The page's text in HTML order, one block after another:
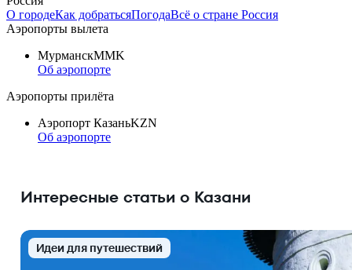
О городеКак добратьсяПогодаВсё о стране Россия
Аэропорты вылета
МурманскMMK
Об аэропорте
Аэропорты прилёта
Аэропорт КазаньKZN
Об аэропорте
Интересные статьи о Казани
Идеи для путешествий